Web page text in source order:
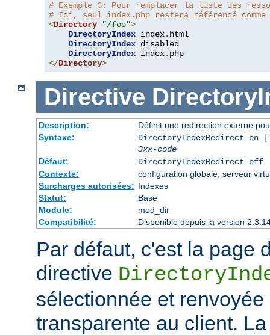
# Exemple C: Pour remplacer la liste des
# Ici, seul index.php restera référencé
<Directory "/foo">
DirectoryIndex index. html
DirectoryIndex disabled
DirectoryIndex index.
</Directory>
Directive
Description:
Définit une redirection externe
Syntaxe:
DirectoryIndexRedirect
3xx-code
Défaut:
DirectoryIndexRedirect off
Contexte:
configuration globale, serveur
Surcharges autorisées: Indexes
Statut:
Base
Module:
mod_dir
Compatibilité:
Disponible depuis la version
Par défaut, c'est la page
directive
sélectionnée et
transparente au client.